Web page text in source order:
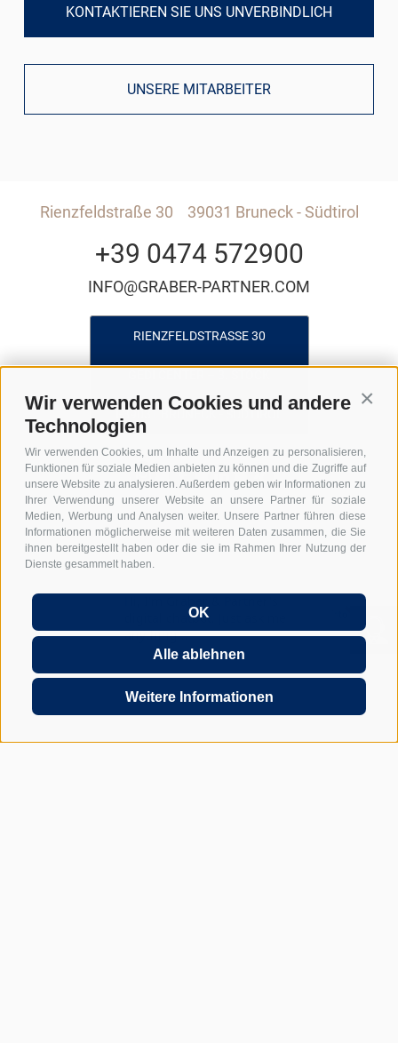
Wir verwenden Cookies und andere
Technologien
Wir verwenden Cookies, um Inhalte und Anzeigen zu personalisieren,
Funktionen für soziale Medien anbieten zu können und die Zugriffe auf
unsere Website zu analysieren. Außerdem geben wir Informationen zu
Ihrer Verwendung unserer Website an unsere Partner für soziale
Medien, Werbung und Analysen weiter. Unsere Partner führen diese
Informationen möglicherweise mit weiteren Daten zusammen, die Sie
ihnen bereitgestellt haben oder die sie im Rahmen Ihrer Nutzung der
Dienste gesammelt haben.
OK
Alle ablehnen
Weitere Informationen
KONTAKTIEREN SIE UNS UNVERBINDLICH
UNSERE MITARBEITER
Rienzfeldstraße 30 39031 Bruneck - Südtirol
+39 0474 572900
INFO@GRABER-PARTNER.COM
RIENZFELDSTRASSE 30
I-39031 BRUNECK - SÜDTIROL
UID: IT01590740211
FAQ Home Office in Italien
Impressum Anmeldung
Sitemap
Cookie Präferenzen
digital chatbot. Just ask me
anything...